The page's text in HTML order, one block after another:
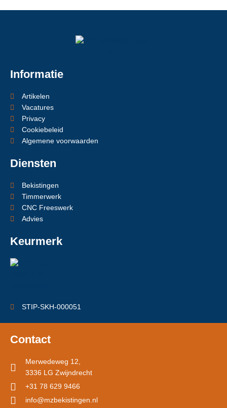
Informatie
Artikelen
Vacatures
Privacy
Cookiebeleid
Algemene voorwaarden
Diensten
Bekistingen
Timmerwerk
CNC Freeswerk
Advies
Keurmerk
STIP-SKH-000051
Contact
Merwedeweg 12,
3336 LG Zwijndrecht
+31 78 629 9466
info@mzbekistingen.nl